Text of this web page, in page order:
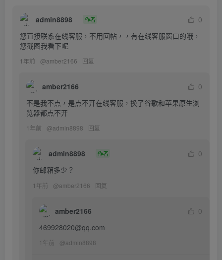
admin8898 作者
0
您直接联系在线客服，不用回帖，，有在线客服窗口的哦，
您截图我看下呢
1年前 @amber2166 回复
amber2166
0
不是我不点，是点不开在线客服，换了谷歌和苹果原生浏
览器都点不开
1年前 @admin8898 回复
admin8898 作者
0
你邮箱多少？
1年前 @amber2166 回复
amber2166
0
469928020@qq.com
1年前 @admin8898